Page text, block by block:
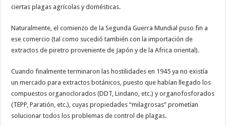
ciertas plagas agrícolas y domésticas.
Naturalmente, el comienzo de la Segunda Guerra Mundial puso fin a
ese comercio (tal como sucedió también con la importación de
extractos de piretro proveniente de Japón y de la Africa oriental).
Cuando finalmente terminaron las hostilidades en 1945 ya no existía
un mercado para extractos botánicos, puesto que habían llegado los
compuestos organoclorados (DDT, Lindano, etc.) y organofosforados
(TEPP, Paratión, etc.), cuyas propiedades “milagrosas” prometían
solucionar todos los problemas de control de plagas.